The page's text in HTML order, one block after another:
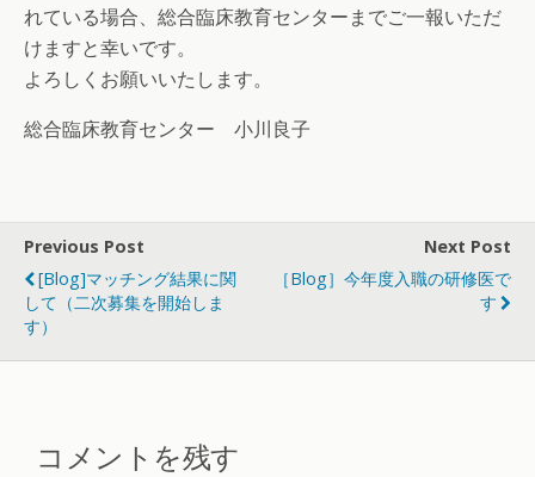
れている場合、総合臨床教育センターまでご一報いただ
けますと幸いです。
よろしくお願いいたします。
総合臨床教育センター 小川良子
Previous Post
[Blog]マッチング結果に関
して（二次募集を開始しま
す）
Next Post
［Blog］今年度入職の研修医で
す
コメントを残す